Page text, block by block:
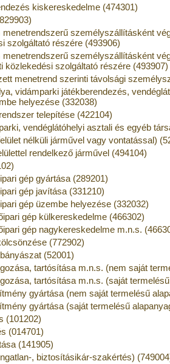
kiskereskedelme (474301)
menetrendszerű személyszállításként
szolgáltató részére (493906)
menetrendszerű személyszállításként
közlekedési szolgáltató részére (493907)
menetrend szerinti távolsági
vidámparki játékberendezés,
helyezése (332038)
telepítése (422104)
vendéglátóhelyi asztali és egyéb
nélküli járművel vagy vontatással)
rendelkező járművel (494104)
gép gyártása (289201)
gép javítása (331210)
gép üzembe helyezése (332032)
gép külkereskedelme (466302)
gép nagykereskedelme m.n.s.
(772902)
(52001)
tartósítása m.n.s. (nem saját
tartósítása m.n.s. (saját
gyártása (nem saját termelésű
gyártása (saját termelésű
(101202)
(014701)
(141905)
, biztosításikár-szakértés)